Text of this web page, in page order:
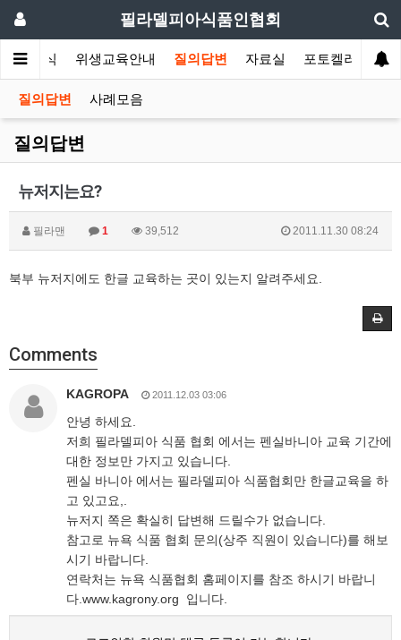
필라델피아식품인협회
협회소식 위생교육안내 질의답변 자료실 포토켈러리
질의답변 사례모음
질의답변
뉴저지는요?
필라맨 1 39,512 2011.11.30 08:24
북부 뉴저지에도 한글 교육하는 곳이 있는지 알려주세요.
Comments
KAGROPA 2011.12.03 03:06
안녕 하세요.
저희 필라델피아 식품 협회 에서는 펜실바니아 교육 기간에
대한 정보만 가지고 있습니다.
펜실 바니아 에서는 필라델피아 식품협회만 한글교육을 하
고 있고요,.
뉴저지 쪽은 확실히 답변해 드릴수가 없습니다.
참고로 뉴욕 식품 협회 문의(상주 직원이 있습니다)를 해보
시기 바랍니다.
연락처는 뉴욕 식품협회 홈페이지를 참조 하시기 바랍니
다.www.kagrony.org 입니다.